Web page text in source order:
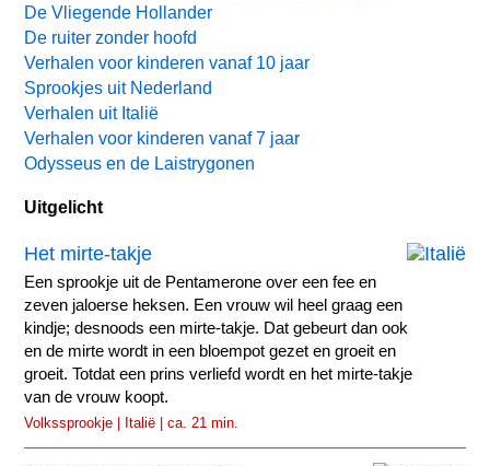
De Vliegende Hollander
De ruiter zonder hoofd
Verhalen voor kinderen vanaf 10 jaar
Sprookjes uit Nederland
Verhalen uit Italië
Verhalen voor kinderen vanaf 7 jaar
Odysseus en de Laistrygonen
Uitgelicht
Het mirte-takje
Een sprookje uit de Pentamerone over een fee en
zeven jaloerse heksen. Een vrouw wil heel graag een
kindje; desnoods een mirte-takje. Dat gebeurt dan ook
en de mirte wordt in een bloempot gezet en groeit en
groeit. Totdat een prins verliefd wordt en het mirte-takje
van de vrouw koopt.
Volkssprookje | Italië | ca. 21 min.